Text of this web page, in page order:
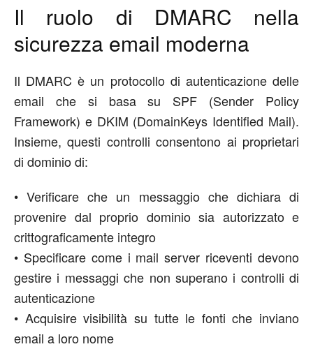
Il ruolo di DMARC nella
sicurezza email moderna
Il DMARC è un protocollo di autenticazione delle
email che si basa su SPF (Sender Policy
Framework) e DKIM (DomainKeys Identified Mail).
Insieme, questi controlli consentono ai proprietari
di dominio di:
•Verificare che un messaggio che dichiara di
provenire dal proprio dominio sia autorizzato e
crittograficamente integro
• Specificare come i mail server riceventi devono
gestire i messaggi che non superano i controlli di
autenticazione
• Acquisire visibilità su tutte le fonti che inviano
email a loro nome